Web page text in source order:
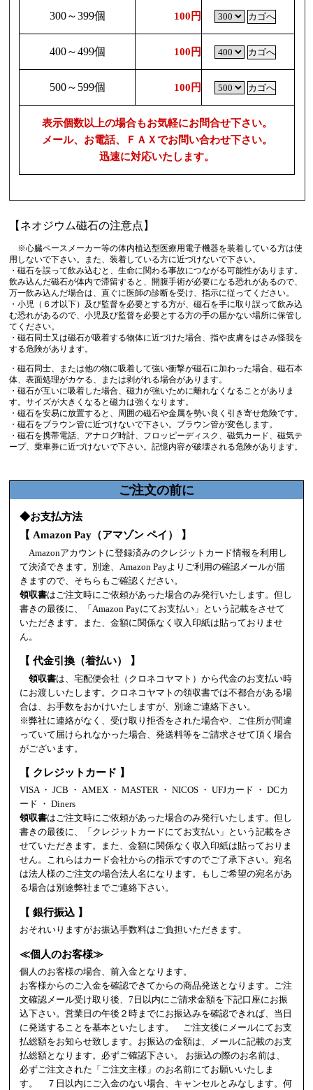
300～399個 100円
400～499個 100円
500～599個 100円
表示個数以上の場合もお気軽にお問合せ下さい。
メール、お電話、ＦＡＸでお問い合わせ下さい。
迅速に対応いたします。
【ネオジウム磁石の注意点】
※心臓ペースメーカー等の体内植込型医療用電子機器を装着している方は使
用しないで下さい。また、装着している方に近づけないで下さい。
・磁石を誤って飲み込むと、生命に関わる事故につながる可能性があります。
飲み込んだ磁石が体内で滞留すると、開腹手術が必要になる恐れがあるので、
万一飲み込んだ場合は、直ぐに医師の診断を受け、指示に従ってください。
・小児（６才以下）及び監督を必要とする方が、磁石を手に取り誤って飲み込
む恐れがあるので、小児及び監督を必要とする方の手の届かない場所に保管し
てください。
・磁石同士又は磁石が吸着する物体に近づけた場合、指や皮膚をはさみ怪我を
する危険があります。
・磁石同士、または他の物に吸着して強い衝撃が磁石に加わった場合、磁石本
体、表面処理がカケる、または剥がれる場合があります。
・磁石が互いに吸着した場合、磁力が強いために離れなくなることがありま
す。サイズが大きくなると磁力は強くなります。
・磁石を安易に放置すると、周囲の磁石や金属を勢い良く引き寄せ危険です。
・磁石をブラウン管に近づけないで下さい。ブラウン管が変色します。
・磁石を携帯電話、アナログ時計、フロッピーディスク、磁気カード、磁気テ
ープ、乗車券に近づけないで下さい。記憶内容が破壊される危険があります。
ご注文の前に
◆お支払方法
【 Amazon Pay（アマゾン ペイ） 】
Amazonアカウントに登録済みのクレジットカード情報を利用し
て決済できます。別途、Amazon Payよりご利用の確認メールが届
きますので、そちらもご確認ください。
領収書はご注文時にご依頼があった場合のみ発行いたします。但し
書きの最後に、「Amazon Payにてお支払い」という記載をさせて
いただきます。また、金額に関係なく収入印紙は貼っておりませ
ん。
【 代金引換（着払い） 】
領収書は、宅配便会社（クロネコヤマト）から代金のお支払い時
にお渡しいたします。クロネコヤマトの領収書では不都合がある場
合は、お手数をおかけいたしますが、別途ご連絡下さい。
※弊社に連絡がなく、受け取り拒否をされた場合や、ご住所が間違
っていて届けられなかった場合、発送料等をご請求させて頂く場合
がございます。
【 クレジットカード 】
VISA ・ JCB ・ AMEX ・ MASTER ・ NICOS ・ UFJカード ・ DCカ
ード ・ Diners
領収書はご注文時にご依頼があった場合のみ発行いたします。但し
書きの最後に、「クレジットカードにてお支払い」という記載をさ
せていただきます。また、金額に関係なく収入印紙は貼っておりま
せん。これらはカード会社からの指示ですのでご了承下さい。宛名
は法人様のご注文の場合法人名になります。もしご希望の宛名があ
る場合は別途弊社までご連絡下さい。
【 銀行振込 】
おそれいりますがお振込手数料はご負担いただきます。
≪個人のお客様≫
個人のお客様の場合、前入金となります。
お客様からのご入金を確認できてからの商品発送となります。ご注
文確認メール受け取り後、7日以内にご請求金額を下記口座にお振
込下さい。営業日の午後２時までにお振込みを確認できれば、当日
に発送することを基本といたします。 ご注文後にメールにてお支
払総額をお知らせ致します。お振込の金額は、メールに記載のお支
払総額となります。必ずご確認下さい。 お振込の際のお名前は、
必ずご注文された「ご注文主様」のお名前にてお願いいたしま
す。 ７日以内にご入金のない場合、キャンセルとみなします。何